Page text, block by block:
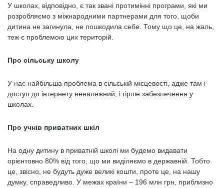
У школах, відповідно, є так звані протимінні програми, які ми
розробляємо з міжнародними партнерами для того, щоби
дитина не загинула, не пошкодила себе. Тому що це, на жаль,
теж є проблемою цих територій.
Про сільську школу
У нас найбільша проблема в сільській місцевості, адже там і
доступ до інтернету неналежний, і гірше забезпечення у
школах.
Про учнів приватних шкіл
На одну дитину в приватній школі ми будемо видавати
орієнтовно 80% від того, що ми виділяємо в державній. Тобто
це, звісно, не будуть дуже великі кошти, проте це, на нашу
думку, справедливо. У межах країни – 196 млн грн, приблизно